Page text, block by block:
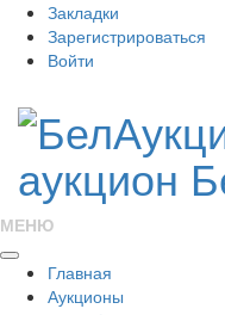
Закладки
Зарегистрироваться
Войти
МЕНЮ
Главная
Аукционы